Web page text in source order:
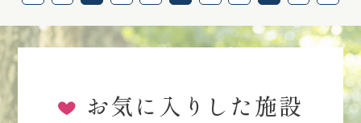
お気に入りした施設